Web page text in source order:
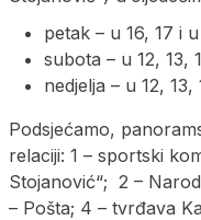
petak – u 16, 17 i
subota – u 12, 13,
nedjelja – u 12,
Podsjećamo,
relaciji: 1 – sportski
Stojanović“; 2 –
– Pošta; 4 – tvrđava